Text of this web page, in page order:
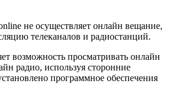
не осуществляет онлайн вещание,
телеканалов и радиостанций.
возможность просматривать онлайн
радио, используя сторонние
программное обеспечения